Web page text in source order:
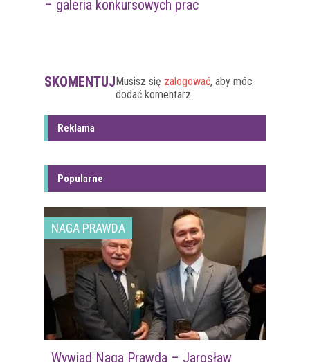
– galeria konkursowych prac
SKOMENTUJ Musisz się zalogować, aby móc
dodać komentarz.
Reklama
Popularne
NAGA PRAWDA
Wywiad Naga Prawda – Jarosław